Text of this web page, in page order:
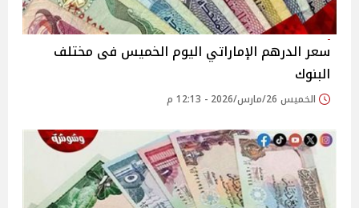
سعر الدرهم الإماراتي اليوم الخميس فى مختلف
البنوك
الخميس 26/مارس/2026 - 12:13 م